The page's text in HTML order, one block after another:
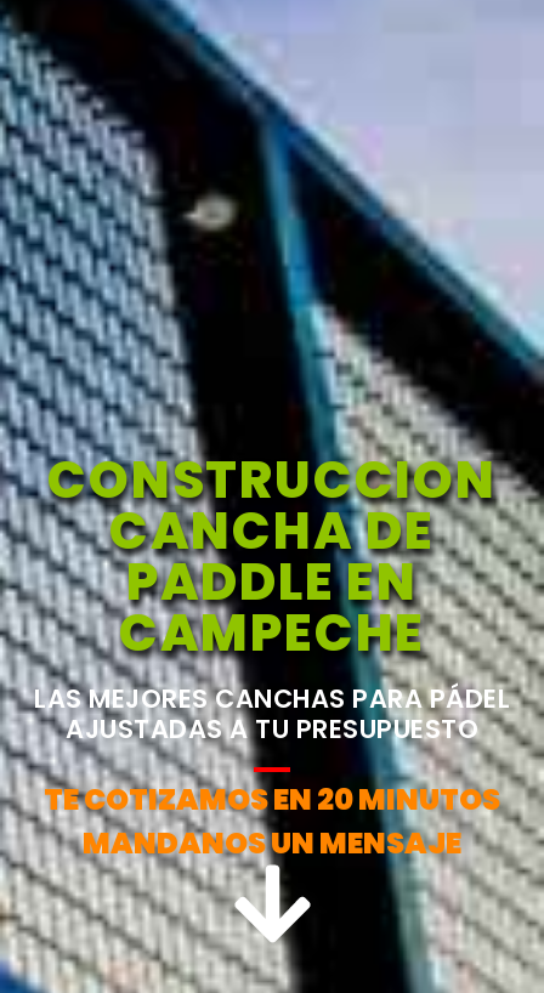
CONSTRUCCION
CANCHA DE
PADDLE EN
CAMPECHE
LAS MEJORES CANCHAS PARA PÁDEL
AJUSTADAS A TU PRESUPUESTO
TE COTIZAMOS EN 20 MINUTOS
MANDANOS UN MENSAJE